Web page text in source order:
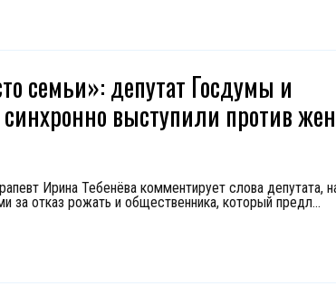
семьи»: депутат Госдумы и
выступили против
Ирина Тебенёва комментирует слова депутата,
за отказ рожать и общественника, который предл...